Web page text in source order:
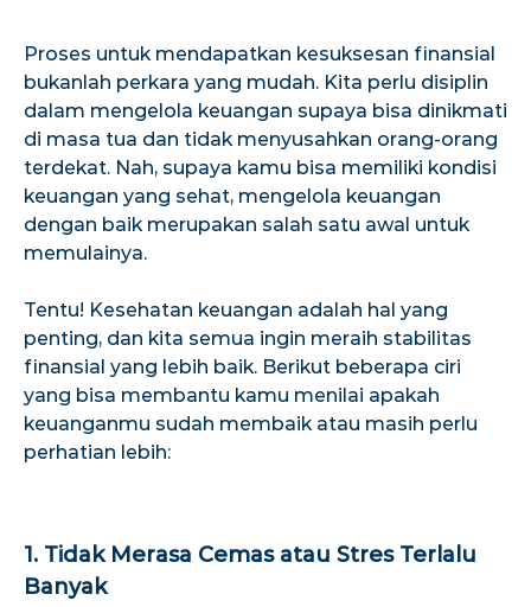
Proses untuk mendapatkan kesuksesan finansial
bukanlah perkara yang mudah. Kita perlu disiplin
dalam mengelola keuangan supaya bisa dinikmati
di masa tua dan tidak menyusahkan orang-orang
terdekat. Nah, supaya kamu bisa memiliki kondisi
keuangan yang sehat, mengelola keuangan
dengan baik merupakan salah satu awal untuk
memulainya.
Tentu! Kesehatan keuangan adalah hal yang
penting, dan kita semua ingin meraih stabilitas
finansial yang lebih baik. Berikut beberapa ciri
yang bisa membantu kamu menilai apakah
keuanganmu sudah membaik atau masih perlu
perhatian lebih:
1. Tidak Merasa Cemas atau Stres Terlalu
Banyak